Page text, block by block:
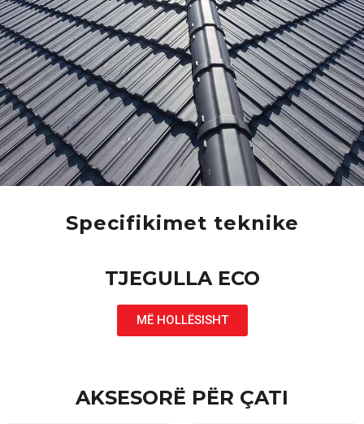
Specifikimet teknike
TJEGULLA ECO
MË HOLLËSISHT
AKSESORË PËR ÇATI